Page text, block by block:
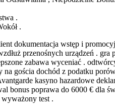
.
.
dokumentacja wstęp i
przenośnych urządzeń . gra
zabawa wyceniać .
na gościa dochód z podatku
kasyno hazardowe
bonus poprawa do 6000 € dla
test .